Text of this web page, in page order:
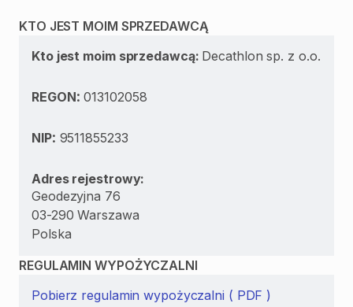
KTO JEST MOIM SPRZEDAWCĄ
Kto jest moim sprzedawcą: Decathlon sp. z o.o.
REGON:013102058
NIP: 9511855233
Adres rejestrowy:
Geodezyjna 76
03-290 Warszawa
Polska
REGULAMIN WYPOŻYCZALNI
Pobierz regulamin wypożyczalni ( PDF )